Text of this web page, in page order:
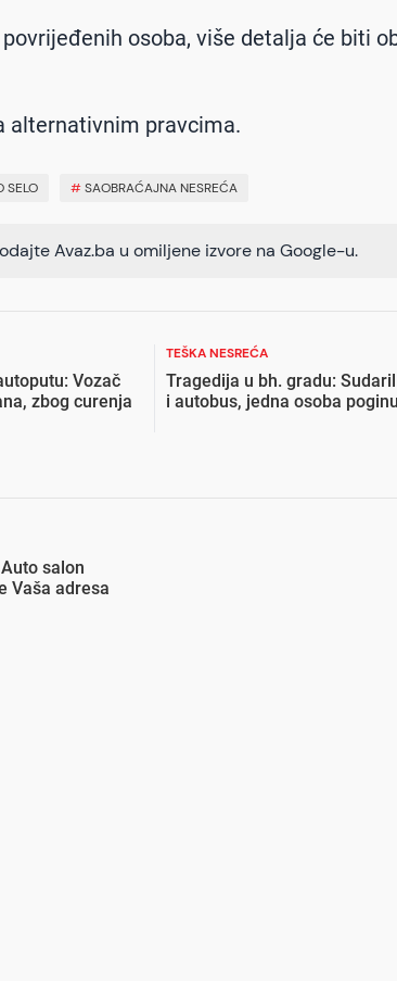
osoba, više detalja će biti
alternativnim pravcima.
SELO #SAOBRAĆAJNA NESREĆA
Avaz.ba u omiljene izvore na Google-u.
Vozač
zbog curenja
TEŠKA NESREĆA
Tragedija u bh. gradu:
i autobus, jedna osoba
salon
Vaša adresa